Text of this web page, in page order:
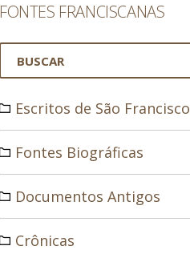
FONTES FRANCISCANAS
Escritos de São Francisco
Fontes Biográficas
Documentos Antigos
Crônicas